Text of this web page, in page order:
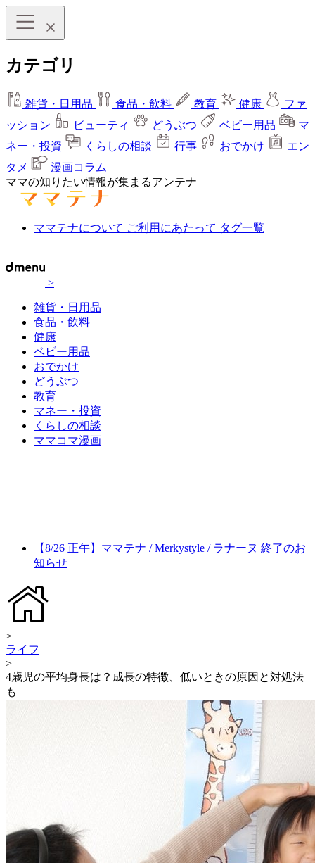
カテゴリ
雑貨・日用品 食品・飲料 教育 健康
ファ
ッション
ビューティ どうぶつ ベビー用品
マ
ネー・投資
くらしの相談 行事 おでかけ
エン
タメ
漫画コラム
ママの知りたい情報が集まるアンテナ
ママテナについて ご利用にあたって タグ一覧
>
雑貨・日用品
食品・飲料
健康
ベビー用品
おでかけ
どうぶつ
教育
マネー・投資
くらしの相談
ママコマ漫画
【8/26 正午】ママテナ / Merkystyle / ラナーヌ 終了のお
知らせ
>
ライフ
>
4歳児の平均身長は？成長の特徴、低いときの原因と対処法
も